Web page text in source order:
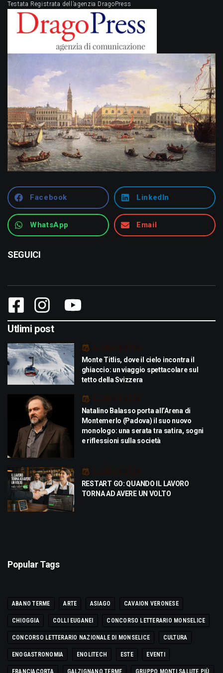
Testata Registrata dell’agenzia DragoPress
Facebook LinkedIn
WhatsApp Email
SEGUICI
Utlimi post
Luglio 29, 2026
Monte Titlis, dove il cielo incontra il
ghiaccio: un viaggio spettacolare sul
tetto della Svizzera
Luglio 21, 2026
Natalino Balasso porta all’Arena di
Montemerlo (Padova) il suo nuovo
monologo: una serata tra satira, sogni
e riflessioni sulla società
Luglio 21, 2026
RESTART GO: QUANDO IL LAVORO
TORNA AD AVERE UN VOLTO
Popular Tags
ABANO TERME ARTE ASIAGO CAVAION VERONESE
CHIOGGIA COLLI EUGANEI CONCORSO LETTERARIO MONSELICE
CONCORSO LETTERARIO NAZIONALE DI MONSELICE CULTURA
ENOGASTRONOMIA ENOLITECH ESTE EVENTI
FRANCIACORTA GALZIGNANO TERME GRUPPO MONTI SALUTE PIÙ